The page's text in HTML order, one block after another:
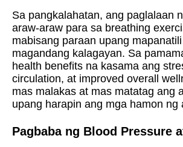
Sa pangkalahatan, ang paglalaan
araw-araw para sa breathing
mabisang paraan upang
magandang kalagayan. Sa
health benefits na kasama ang
circulation, at improved overall
mas malakas at mas matatag ang
upang harapin ang mga hamon ng
Pagbaba ng Blood Pressure